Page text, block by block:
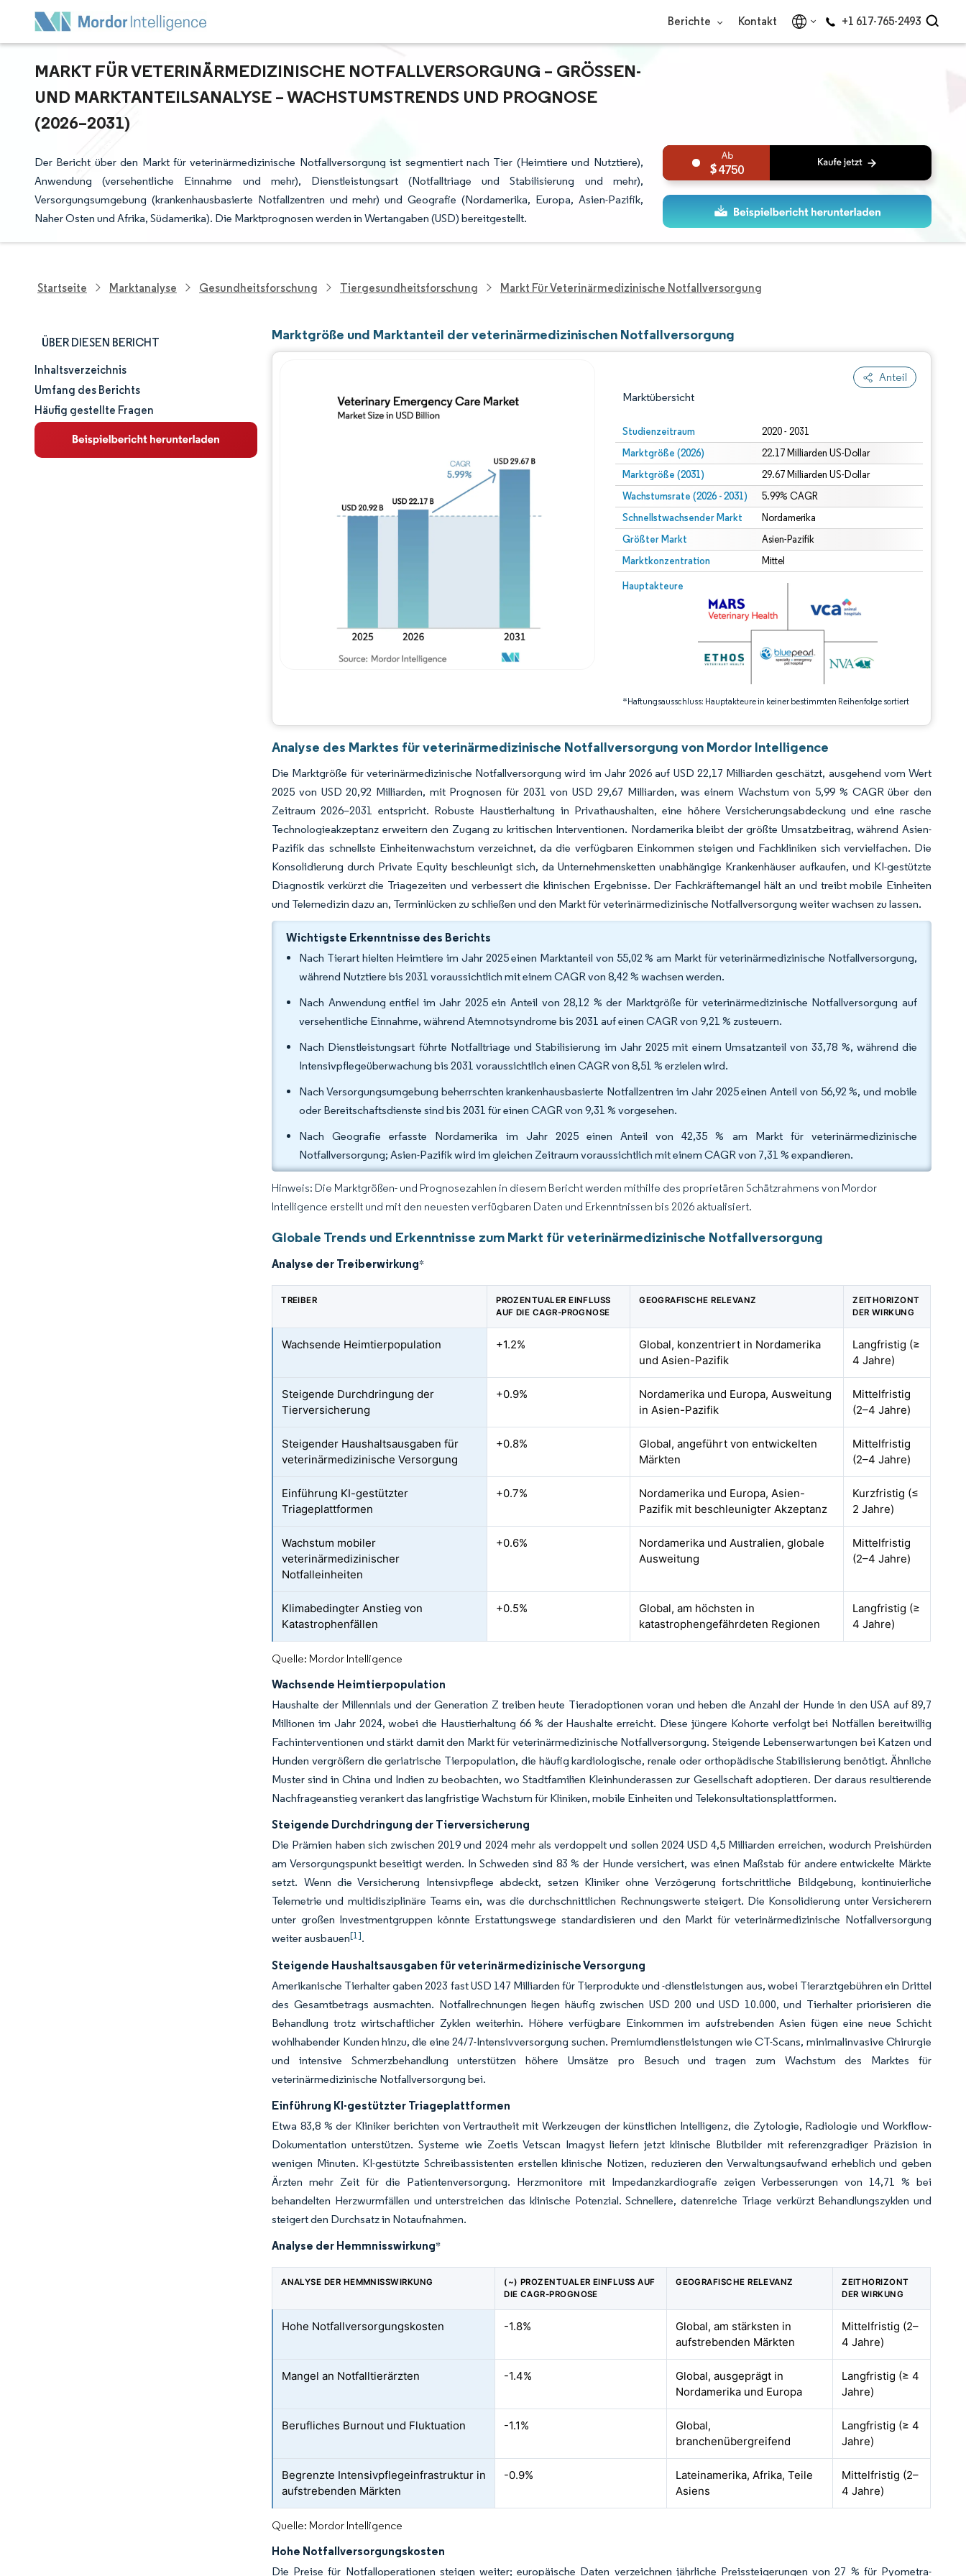
Berichte Kontakt +1 617-765-2493
MARKT FÜR VETERINÄRMEDIZINISCHE NOTFALLVERSORGUNG – GRÖSSEN- U
ND MARKTANTEILSANALYSE – WACHSTUMSTRENDS UND PROGNOSE (
2026–2031)
Der Bericht über den Markt für veterinärmedizinische Notfallversorgung ist segmentiert nach Tier (Heimtiere und Nutztiere),
Anwendung (versehentliche Einnahme und mehr), Dienstleistungsart (Notfalltriage und Stabilisierung und mehr),
Versorgungsumgebung (krankenhausbasierte Notfallzentren und mehr) und Geografie (Nordamerika, Europa, Asien-Pazifik,
Naher Osten und Afrika, Südamerika). Die Marktprognosen werden in Wertangaben (USD) bereitgestellt.
4750
Startseite Marktanalyse Gesundheitsforschung Tiergesundheitsforschung Markt Für Veterinärmedizinische Notfallversorgung
ÜBER DIESEN BERICHT
Marktgröße und -anteil
Marktanalyse
Trends und Einblicke
Inhaltsverzeichnis
Umfang des Berichts
Häufig gestellte Fragen
Marktgröße und Marktanteil der veterinärmedizinischen Notfallversorgung
Anteil
Marktübersicht
Studienzeitraum 2020 - 2031
Marktgröße (2026) 22.17 Milliarden US-Dollar
Marktgröße (2031) 29.67 Milliarden US-Dollar
Wachstumsrate (2026 - 2031) 5.99% CAGR
Schnellstwachsender Markt Nordamerika
Größter Markt Asien-Pazifik
Marktkonzentration Mittel
Hauptakteure
*Haftungsausschluss: Hauptakteure in keiner bestimmten Reihenfolge sortiert
Bild © Mordor Intelligence. Wiederverwendung erfordert Namensnennung gemäß CC BY 4.0.
Bild © Mordor Intelligence. Wiederverwendung erfordert Namensnennung gemäß CC BY 4.0.
Analyse des Marktes für veterinärmedizinische Notfallversorgung von Mordor Intelligence
Die Marktgröße für veterinärmedizinische Notfallversorgung wird im Jahr 2026 auf USD 22,17 Milliarden geschätzt, ausgehend vom Wert
2025 von USD 20,92 Milliarden, mit Prognosen für 2031 von USD 29,67 Milliarden, was einem Wachstum von 5,99 % CAGR über den
Zeitraum 2026–2031 entspricht. Robuste Haustierhaltung in Privathaushalten, eine höhere Versicherungsabdeckung und eine rasche
Technologieakzeptanz erweitern den Zugang zu kritischen Interventionen. Nordamerika bleibt der größte Umsatzbeitrag, während Asien-
Pazifik das schnellste Einheitenwachstum verzeichnet, da die verfügbaren Einkommen steigen und Fachkliniken sich vervielfachen. Die
Konsolidierung durch Private Equity beschleunigt sich, da Unternehmensketten unabhängige Krankenhäuser aufkaufen, und KI-gestützte
Diagnostik verkürzt die Triagezeiten und verbessert die klinischen Ergebnisse. Der Fachkräftemangel hält an und treibt mobile Einheiten
und Telemedizin dazu an, Terminlücken zu schließen und den Markt für veterinärmedizinische Notfallversorgung weiter wachsen zu lassen.
Wichtigste Erkenntnisse des Berichts
Nach Tierart hielten Heimtiere im Jahr 2025 einen Marktanteil von 55,02 % am Markt für veterinärmedizinische Notfallversorgung,
während Nutztiere bis 2031 voraussichtlich mit einem CAGR von 8,42 % wachsen werden.
Nach Anwendung entfiel im Jahr 2025 ein Anteil von 28,12 % der Marktgröße für veterinärmedizinische Notfallversorgung auf
versehentliche Einnahme, während Atemnotsyndrome bis 2031 auf einen CAGR von 9,21 % zusteuern.
Nach Dienstleistungsart führte Notfalltriage und Stabilisierung im Jahr 2025 mit einem Umsatzanteil von 33,78 %, während die
Intensivpflegeüberwachung bis 2031 voraussichtlich einen CAGR von 8,51 % erzielen wird.
Nach Versorgungsumgebung beherrschten krankenhausbasierte Notfallzentren im Jahr 2025 einen Anteil von 56,92 %, und mobile
oder Bereitschaftsdienste sind bis 2031 für einen CAGR von 9,31 % vorgesehen.
Nach Geografie erfasste Nordamerika im Jahr 2025 einen Anteil von 42,35 % am Markt für veterinärmedizinische
Notfallversorgung; Asien-Pazifik wird im gleichen Zeitraum voraussichtlich mit einem CAGR von 7,31 % expandieren.
Hinweis: Die Marktgrößen- und Prognosezahlen in diesem Bericht werden mithilfe des proprietären Schätzrahmens von Mordor
Intelligence erstellt und mit den neuesten verfügbaren Daten und Erkenntnissen bis 2026 aktualisiert.
Globale Trends und Erkenntnisse zum Markt für veterinärmedizinische Notfallversorgung
Analyse der Treiberwirkung*
TREIBER
PROZENTUALER EINFLUSS
AUF DIE CAGR-PROGNOSE
GEOGRAFISCHE RELEVANZ
ZEITHORIZONT
DER WIRKUNG
Wachsende Heimtierpopulation +1.2%
Global, konzentriert in Nordamerika
und Asien-Pazifik
Langfristig (≥
4 Jahre)
Steigende Durchdringung der
Tierversicherung
+0.9%
Nordamerika und Europa, Ausweitung
in Asien-Pazifik
Mittelfristig
(2–4 Jahre)
Steigender Haushaltsausgaben für
veterinärmedizinische Versorgung
+0.8%
Global, angeführt von entwickelten
Märkten
Mittelfristig
(2–4 Jahre)
Einführung KI-gestützter
Triageplattformen
+0.7%
Nordamerika und Europa, Asien-
Pazifik mit beschleunigter Akzeptanz
Kurzfristig (≤
2 Jahre)
Wachstum mobiler
veterinärmedizinischer
Notfalleinheiten
+0.6%
Nordamerika und Australien, globale
Ausweitung
Mittelfristig
(2–4 Jahre)
Klimabedingter Anstieg von
Katastrophenfällen
+0.5%
Global, am höchsten in
katastrophengefährdeten Regionen
Langfristig (≥
4 Jahre)
Quelle: Mordor Intelligence
Wachsende Heimtierpopulation
Haushalte der Millennials und der Generation Z treiben heute Tieradoptionen voran und heben die Anzahl der Hunde in den USA auf 89,7
Millionen im Jahr 2024, wobei die Haustierhaltung 66 % der Haushalte erreicht. Diese jüngere Kohorte verfolgt bei Notfällen bereitwillig
Fachinterventionen und stärkt damit den Markt für veterinärmedizinische Notfallversorgung. Steigende Lebenserwartungen bei Katzen und
Hunden vergrößern die geriatrische Tierpopulation, die häufig kardiologische, renale oder orthopädische Stabilisierung benötigt. Ähnliche
Muster sind in China und Indien zu beobachten, wo Stadtfamilien Kleinhunderassen zur Gesellschaft adoptieren. Der daraus resultierende
Nachfrageanstieg verankert das langfristige Wachstum für Kliniken, mobile Einheiten und Telekonsultationsplattformen.
Steigende Durchdringung der Tierversicherung
Die Prämien haben sich zwischen 2019 und 2024 mehr als verdoppelt und sollen 2024 USD 4,5 Milliarden erreichen, wodurch Preishürden
am Versorgungspunkt beseitigt werden. In Schweden sind 83 % der Hunde versichert, was einen Maßstab für andere entwickelte Märkte
setzt. Wenn die Versicherung Intensivpflege abdeckt, setzen Kliniker ohne Verzögerung fortschrittliche Bildgebung, kontinuierliche
Telemetrie und multidisziplinäre Teams ein, was die durchschnittlichen Rechnungswerte steigert. Die Konsolidierung unter Versicherern
unter großen Investmentgruppen könnte Erstattungswege standardisieren und den Markt für veterinärmedizinische Notfallversorgung
weiter ausbauen[1].
Steigende Haushaltsausgaben für veterinärmedizinische Versorgung
Amerikanische Tierhalter gaben 2023 fast USD 147 Milliarden für Tierprodukte und -dienstleistungen aus, wobei Tierarztgebühren ein Drittel
des Gesamtbetrags ausmachten. Notfallrechnungen liegen häufig zwischen USD 200 und USD 10.000, und Tierhalter priorisieren die
Behandlung trotz wirtschaftlicher Zyklen weiterhin. Höhere verfügbare Einkommen im aufstrebenden Asien fügen eine neue Schicht
wohlhabender Kunden hinzu, die eine 24/7-Intensivversorgung suchen. Premiumdienstleistungen wie CT-Scans, minimalinvasive Chirurgie
und intensive Schmerzbehandlung unterstützen höhere Umsätze pro Besuch und tragen zum Wachstum des Marktes für
veterinärmedizinische Notfallversorgung bei.
Einführung KI-gestützter Triageplattformen
Etwa 83,8 % der Kliniker berichten von Vertrautheit mit Werkzeugen der künstlichen Intelligenz, die Zytologie, Radiologie und Workflow-
Dokumentation unterstützen. Systeme wie Zoetis Vetscan Imagyst liefern jetzt klinische Blutbilder mit referenzgradiger Präzision in
wenigen Minuten. KI-gestützte Schreibassistenten erstellen klinische Notizen, reduzieren den Verwaltungsaufwand erheblich und geben
Ärzten mehr Zeit für die Patientenversorgung. Herzmonitore mit Impedanzkardiografie zeigen Verbesserungen von 14,71 % bei
behandelten Herzwurmfällen und unterstreichen das klinische Potenzial. Schnellere, datenreiche Triage verkürzt Behandlungszyklen und
steigert den Durchsatz in Notaufnahmen.
Analyse der Hemmnisswirkung*
ANALYSE DER HEMMNISSWIRKUNG
(~) PROZENTUALER EINFLUSS AUF
DIE CAGR-PROGNOSE
GEOGRAFISCHE RELEVANZ
ZEITHORIZONT
DER WIRKUNG
Hohe Notfallversorgungskosten -1.8%
Global, am stärksten in
aufstrebenden Märkten
Mittelfristig (2–
4 Jahre)
Mangel an Notfalltierärzten -1.4%
Global, ausgeprägt in
Nordamerika und Europa
Langfristig (≥ 4
Jahre)
Berufliches Burnout und Fluktuation -1.1%
Global,
branchenübergreifend
Langfristig (≥ 4
Jahre)
Begrenzte Intensivpflegeinfrastruktur in
aufstrebenden Märkten
-0.9%
Lateinamerika, Afrika, Teile
Asiens
Mittelfristig (2–
4 Jahre)
Quelle: Mordor Intelligence
Hohe Notfallversorgungskosten
Die Preise für Notfalloperationen steigen weiter; europäische Daten verzeichnen jährliche Preissteigerungen von 27 % für Pyometra-